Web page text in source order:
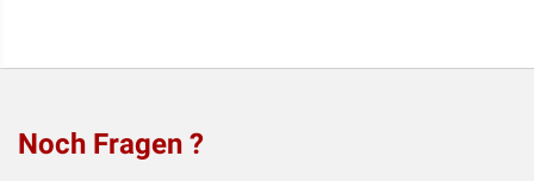
Noch Fragen ?